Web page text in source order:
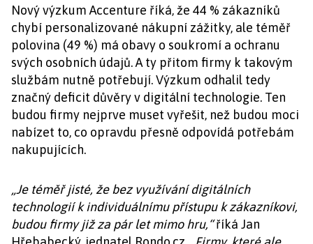
Nový výzkum Accenture říká, že 44 % zákazníků
chybí personalizované nákupní zážitky, ale téměř
polovina (49 %) má obavy o soukromí a ochranu
svých osobních údajů. A ty přitom firmy k takovým
službám nutně potřebují. Výzkum odhalil tedy
značný deficit důvěry v digitální technologie. Ten
budou firmy nejprve muset vyřešit, než budou moci
nabízet to, co opravdu přesně odpovídá potřebám
nakupujících.
„Je téměř jisté, že bez využívání digitálních
technologií k individuálnímu přístupu k zákazníkovi,
budou firmy již za pár let mimo hru,“říká Jan